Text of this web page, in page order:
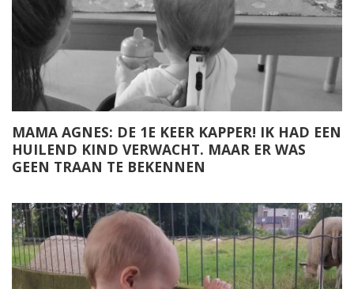
MAMA AGNES: DE 1E KEER KAPPER! IK HAD EEN
HUILEND KIND VERWACHT. MAAR ER WAS
GEEN TRAAN TE BEKENNEN